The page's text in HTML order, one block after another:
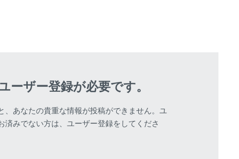
ーザー登録が必要です。
、あなたの貴重な情報が投稿ができません。ユ
みでない方は、ユーザー登録をしてくださ